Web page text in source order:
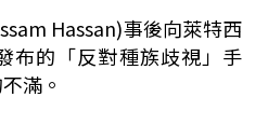
Hassan)事後向萊特西
布的「反對種族歧視」手
滿。